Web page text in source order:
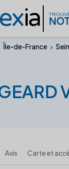
ia
Île-de-France
Avis Carte et